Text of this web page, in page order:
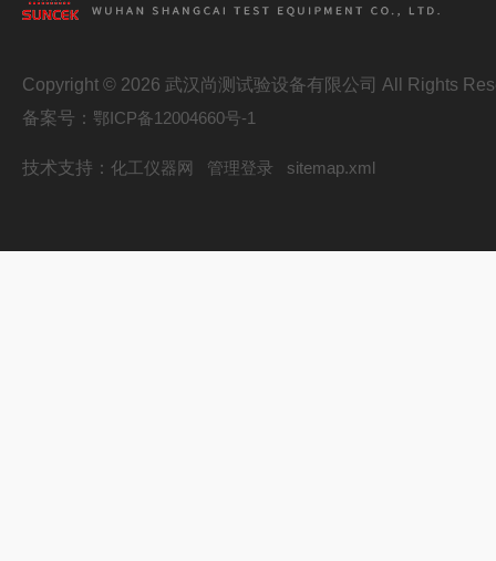
Copyright © 2026 武汉尚测试验设备有限公司 All Rights
备案号： 鄂ICP备12004660号-1
技术支持： 化工仪器网 管理登录 sitemap.xml